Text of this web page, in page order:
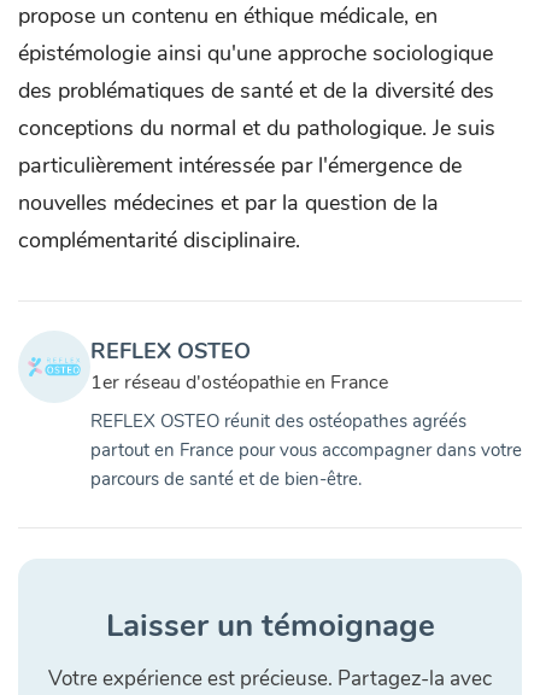
propose un contenu en éthique médicale, en
épistémologie ainsi qu'une approche sociologique
des problématiques de santé et de la diversité des
conceptions du normal et du pathologique. Je suis
particulièrement intéressée par l'émergence de
nouvelles médecines et par la question de la
complémentarité disciplinaire.
REFLEX OSTEO
1er réseau d'ostéopathie en France
REFLEX OSTEO réunit des ostéopathes agréés
partout en France pour vous accompagner dans votre
parcours de santé et de bien-être.
Laisser un témoignage
Votre expérience est précieuse. Partagez-la avec